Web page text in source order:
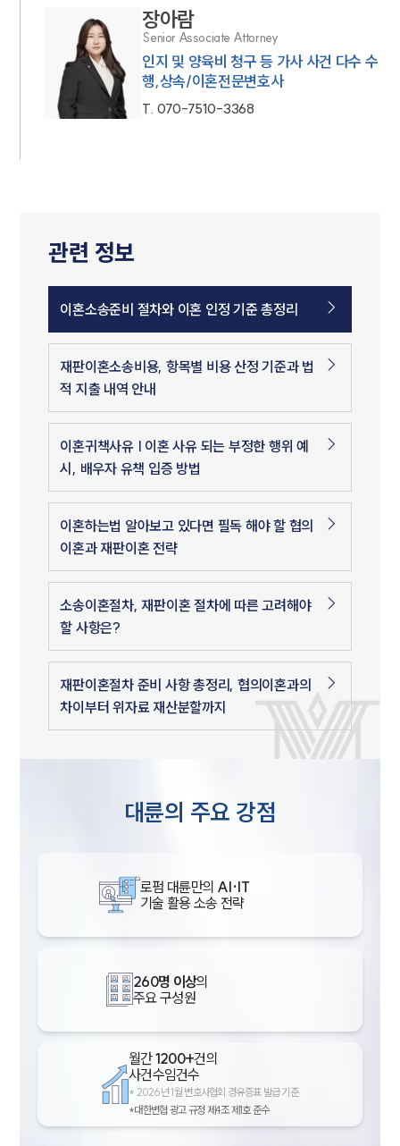
장아람
Senior Associate Attorney
인지 및 양육비 청구 등 가사 사건 다수 수
행,상속/이혼전문변호사
T. 070-7510-3368
관련 정보
이혼소송준비 절차와 이혼 인정 기준 총정리
재판이혼소송비용, 항목별 비용 산정 기준과 법
적 지출 내역 안내
이혼귀책사유 | 이혼 사유 되는 부정한 행위 예
시, 배우자 유책 입증 방법
이혼하는법 알아보고 있다면 필독 해야 할 협의
이혼과 재판이혼 전략
소송이혼절차, 재판이혼 절차에 따른 고려해야
할 사항은?
재판이혼절차 준비 사항 총정리, 협의이혼과의
차이부터 위자료 재산분할까지
대륜의 주요 강점
로펌 대륜만의 AI·IT
기술 활용 소송 전략
260명 이상의
주요 구성원
월간1200+건의
사건수임건수
* 2026년 1월 변호사협회 경유증표 발급 기준
*대한변협 광고 규정 제4조 제1호 준수